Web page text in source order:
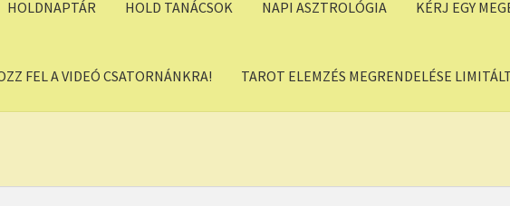
HOLDNAPTÁR HOLD TANÁCSOK NAPI ASZTROLÓGIA KÉRJ EGY
FEL A VIDEÓ CSATORNÁNKRA! TAROT ELEMZÉS MEGRENDELÉSE